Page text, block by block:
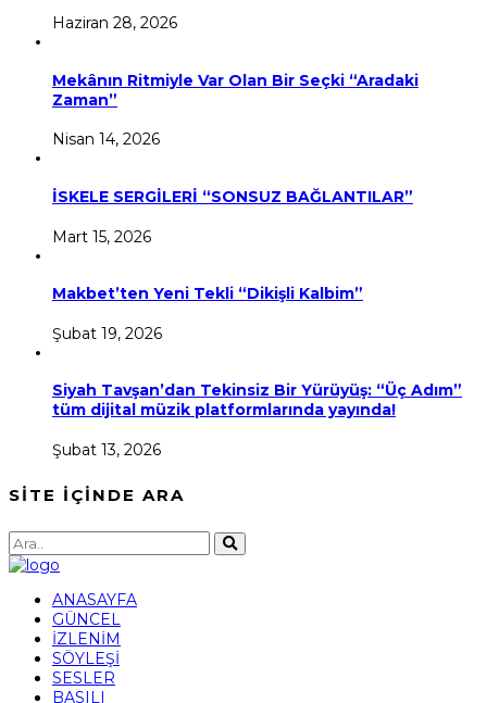
Haziran 28, 2026
Mekânın Ritmiyle Var Olan Bir Seçki “Aradaki
Zaman”
Nisan 14, 2026
İSKELE SERGİLERİ “SONSUZ BAĞLANTILAR”
Mart 15, 2026
Makbet’ten Yeni Tekli “Dikişli Kalbim”
Şubat 19, 2026
Siyah Tavşan’dan Tekinsiz Bir Yürüyüş: “Üç Adım”
tüm dijital müzik platformlarında yayında!
Şubat 13, 2026
SİTE İÇİNDE ARA
ANASAYFA
GÜNCEL
İZLENİM
SÖYLEŞİ
SESLER
BASILI